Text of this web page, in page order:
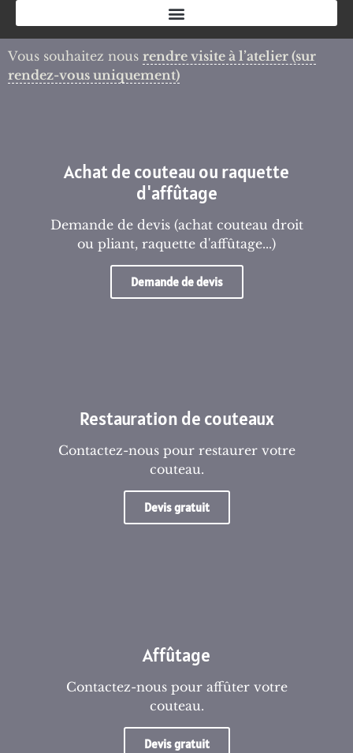
Vous souhaitez nous rendre visite à l’atelier (sur
rendez-vous uniquement)
Achat de couteau ou raquette
d'affûtage
Demande de devis (achat couteau droit
ou pliant, raquette d'affûtage...)
Demande de devis
Restauration de couteaux
Contactez-nous pour restaurer votre
couteau.
Devis gratuit
Affûtage
Contactez-nous pour affûter votre
couteau.
Devis gratuit